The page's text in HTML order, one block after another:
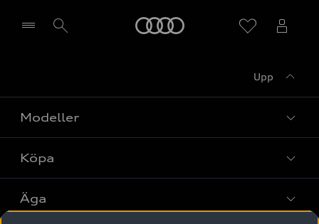
Upp
Modeller
Alla modeller
Elbilar
Köpa
Privaterbjudanden
Äga